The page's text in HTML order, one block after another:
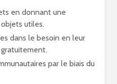
en donnant une
utiles.
dans le besoin en leur
par le biais du